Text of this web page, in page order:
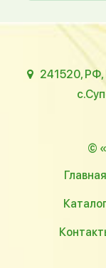
241520, РФ,
©
Главная